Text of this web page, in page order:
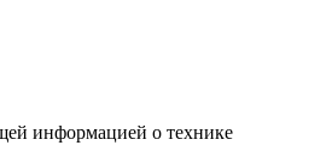
информацией о технике